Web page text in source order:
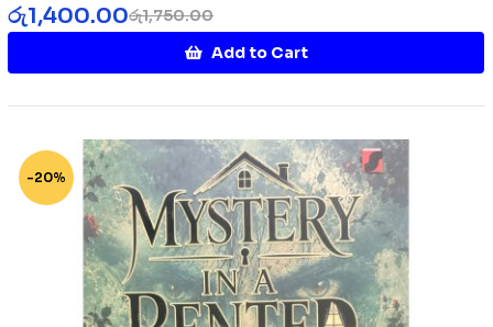
රු1,750.00
රු1,400.00
Add to Cart
-20%